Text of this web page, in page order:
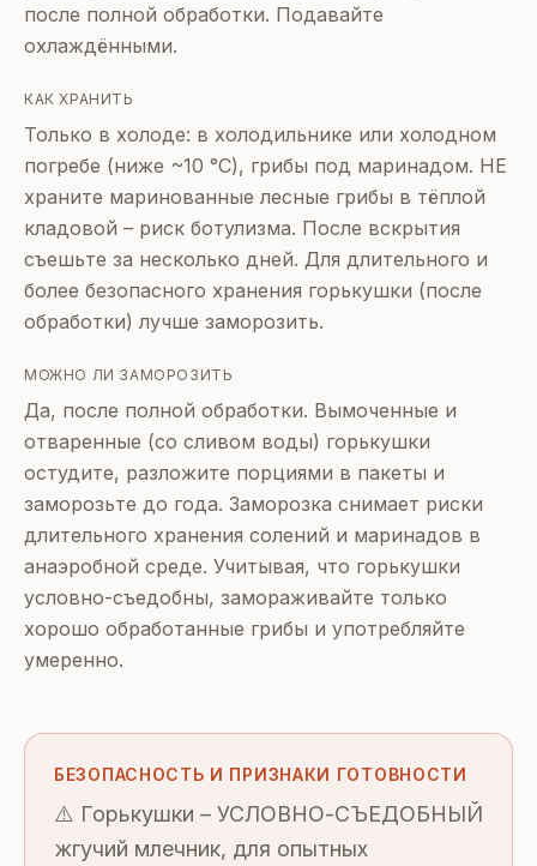
после полной обработки. Подавайте
охлаждёнными.
КАК ХРАНИТЬ
Только в холоде: в холодильнике или холодном
погребе (ниже ~10 °C), грибы под маринадом. НЕ
храните маринованные лесные грибы в тёплой
кладовой – риск ботулизма. После вскрытия
съешьте за несколько дней. Для длительного и
более безопасного хранения горькушки (после
обработки) лучше заморозить.
МОЖНО ЛИ ЗАМОРОЗИТЬ
Да, после полной обработки. Вымоченные и
отваренные (со сливом воды) горькушки
остудите, разложите порциями в пакеты и
заморозьте до года. Заморозка снимает риски
длительного хранения солений и маринадов в
анаэробной среде. Учитывая, что горькушки
условно-съедобны, замораживайте только
хорошо обработанные грибы и употребляйте
умеренно.
БЕЗОПАСНОСТЬ И ПРИЗНАКИ ГОТОВНОСТИ
⚠️ Горькушки – УСЛОВНО-СЪЕДОБНЫЙ
жгучий млечник, для опытных